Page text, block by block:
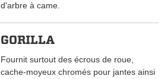
d'arbre à came.
GORILLA
Fournit surtout des écrous de roue,
cache-moyeux chromés pour jantes ainsi